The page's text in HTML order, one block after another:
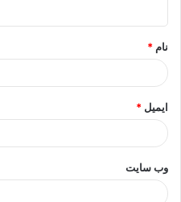
*
نام *
ایمیل *
وب‌ سایت